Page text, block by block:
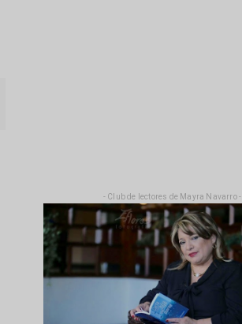
- Club de lectores de Mayra Navarro -